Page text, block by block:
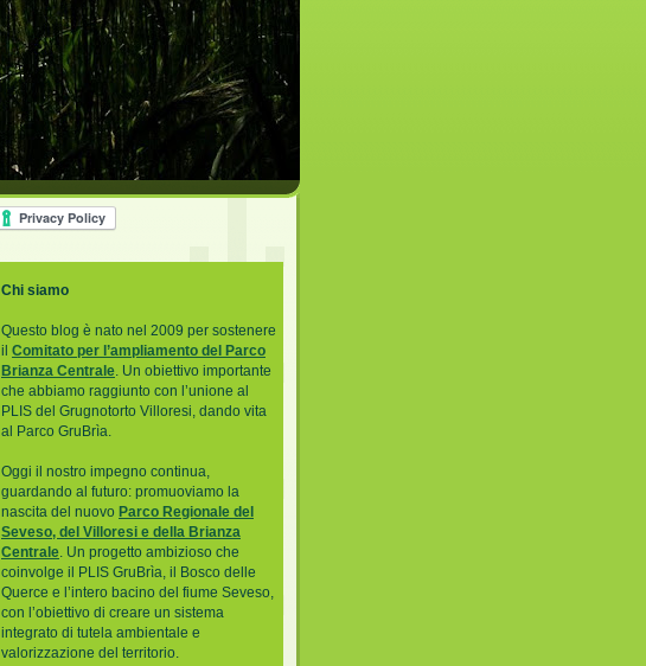
Chi siamo
Questo blog è nato nel 2009 per sostenere
il Comitato per l’ampliamento del Parco
Brianza Centrale. Un obiettivo importante
che abbiamo raggiunto con l’unione al
PLIS del Grugnotorto Villoresi, dando vita
al Parco GruBrìa.
Oggi il nostro impegno continua,
guardando al futuro: promuoviamo la
nascita del nuovo Parco Regionale del
Seveso, del Villoresi e della Brianza
Centrale. Un progetto ambizioso che
coinvolge il PLIS GruBrìa, il Bosco delle
Querce e l’intero bacino del fiume Seveso,
con l’obiettivo di creare un sistema
integrato di tutela ambientale e
valorizzazione del territorio.